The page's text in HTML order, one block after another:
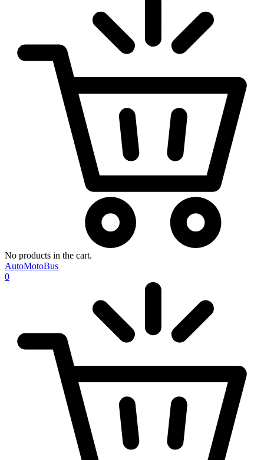
No products in the cart.
AutoMotoBus
0